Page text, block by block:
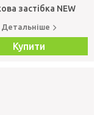
застібка NEW
Детальніше
Купити